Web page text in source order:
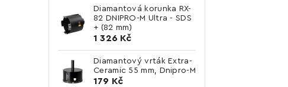
Diamantová korunka RX-
82 DNIPRO-M Ultra - SDS
+ (82 mm)
1 326 Kč
Diamantový vrták Extra-
Ceramic 55 mm, Dnipro-M
179 Kč